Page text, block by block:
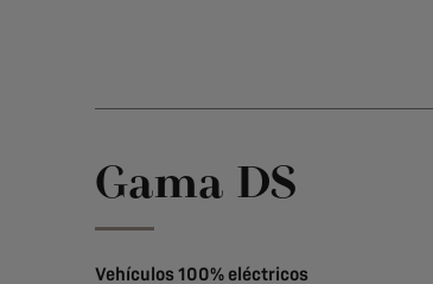
Gama DS
Vehículos 100% eléctricos